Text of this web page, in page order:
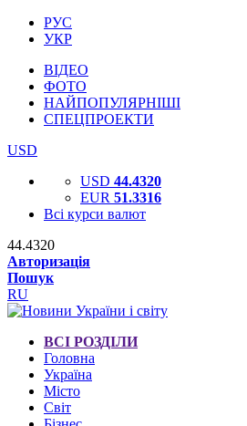
РУС
УКР
ВІДЕО
ФОТО
НАЙПОПУЛЯРНІШІ
СПЕЦПРОЕКТИ
USD
USD 44.4320
EUR 51.3316
Всі курси валют
44.4320
Авторизація
Пошук
RU
ВСІ РОЗДІЛИ
Головна
Україна
Місто
Світ